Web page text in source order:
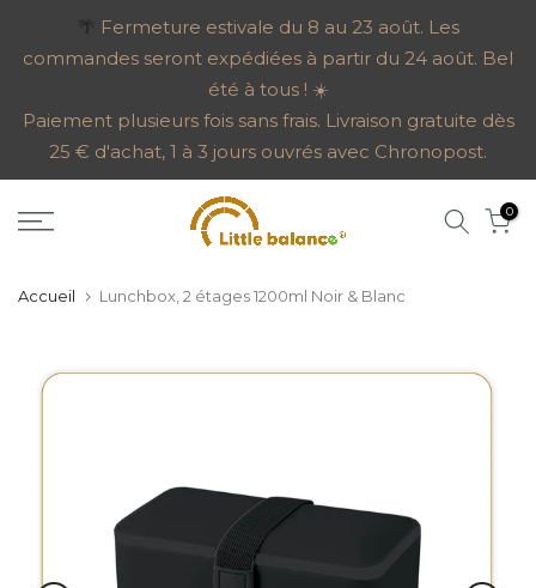
au
🌴 Fermeture estivale du 8 au 23 août. Les
commandes seront expédiées à partir du 24 août. Bel
été à tous ! ☀️
Paiement plusieurs fois sans frais. Livraison gratuite dès
25 € d'achat, 1 à 3 jours ouvrés avec Chronopost.
0
Accueil Lunchbox, 2 étages 1200ml Noir & Blanc